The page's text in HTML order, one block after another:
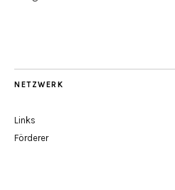
NETZWERK
Links
Förderer